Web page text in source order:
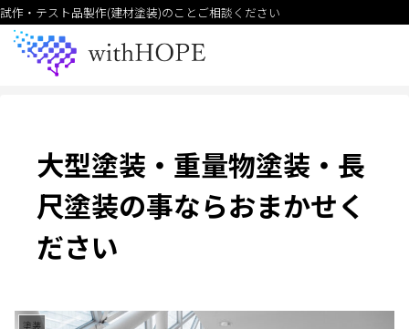
試作・テスト品製作(建材塗装)のことご相談ください
大型塗装・重量物塗装・長
尺塗装の事ならおまかせく
ださい
塗装